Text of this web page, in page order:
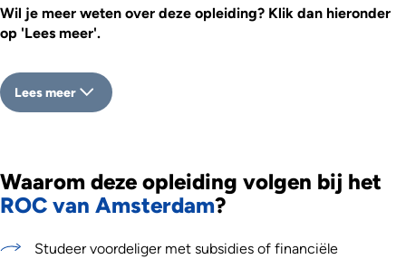
Wil je meer weten over deze opleiding? Klik dan hieronder
op 'Lees meer'.
Lees meer
Waarom deze opleiding volgen bij het
ROC van Amsterdam?
Studeer voordeliger met subsidies of financiële